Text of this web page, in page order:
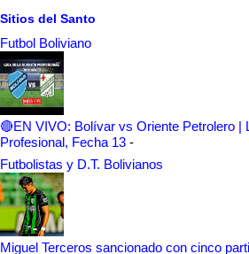
Sitios del Santo
Futbol Boliviano
🔴EN VIVO: Bolívar vs Oriente Petrolero |
Profesional, Fecha 13 -
Futbolistas y D.T. Bolivianos
Miguel Terceros sancionado con cinco